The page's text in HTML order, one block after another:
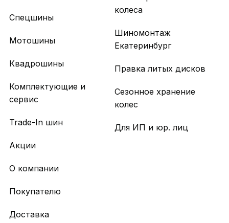
Спецшины
Мотошины
Квадрошины
Комплектующие и
сервис
Trade-In шин
Акции
колеса
Шиномонтаж
Екатеринбург
Правка литых дисков
Сезонное хранение
колес
Для ИП и юр. лиц
О компании
Покупателю
Доставка